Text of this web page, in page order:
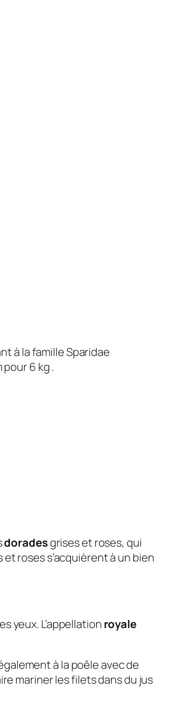
à la famille Sparidae
6 kg .
dorades grises et roses, qui
et roses s’acquièrent à un bien
yeux. L’appellation royale
à la poêle avec de
mariner les filets dans du jus